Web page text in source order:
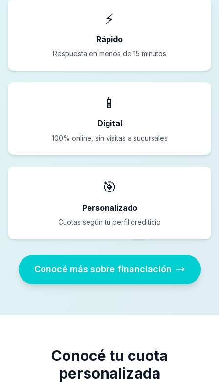
⚡
Rápido
Respuesta en menos de 15 minutos
📱
Digital
100% online, sin visitas a sucursales
🎯
Personalizado
Cuotas según tu perfil crediticio
Conocé más sobre financiación
Conocé tu cuota
personalizada